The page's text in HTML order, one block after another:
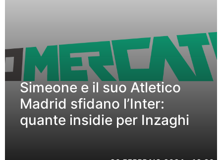
Simeone e il suo Atletico
Madrid sfidano l’Inter:
quante insidie per Inzaghi